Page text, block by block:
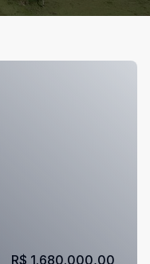
R$ 1.680.000,00